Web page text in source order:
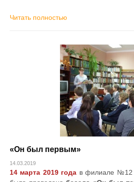
Читать полностью
«Он был первым»
14.03.2019
14 марта 2019 года в филиале №12